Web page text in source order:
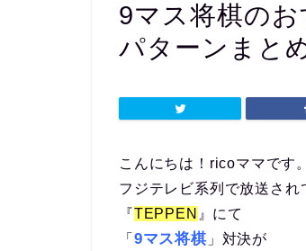
9マス将棋の
パターンまと
こんにちは！ricoママです。
フジテレビ系列で放送され
『TEPPEN 』にて
「 9マス将棋」対決が